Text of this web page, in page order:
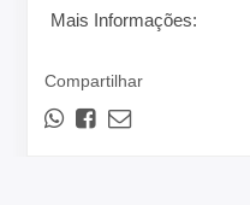
Mais Informações:
Compartilhar